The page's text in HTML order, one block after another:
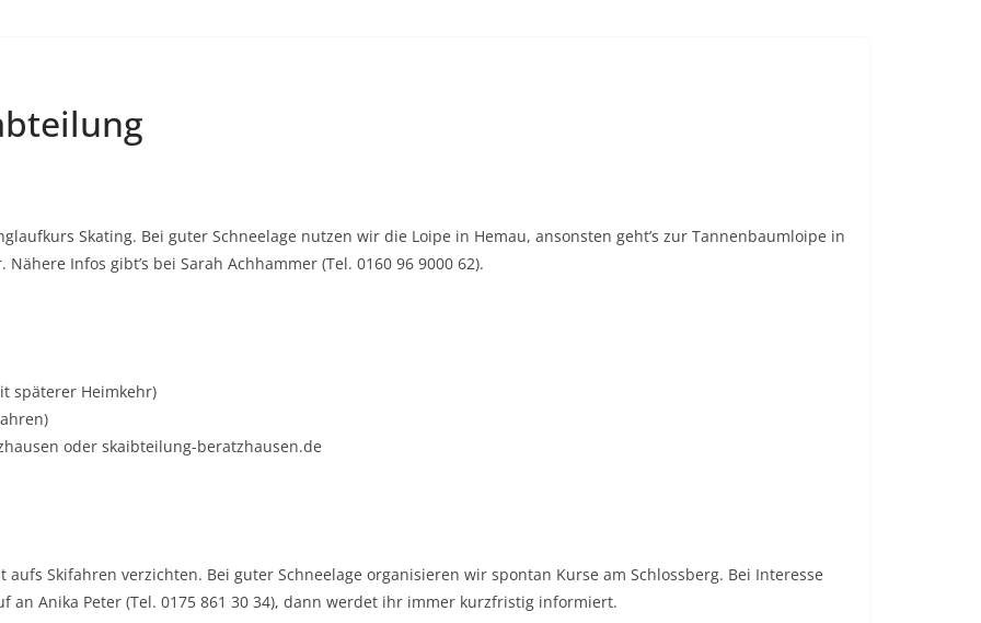
Skating. Bei guter Schneelage nutzen wir die Loipe in Hemau, ansonsten geht’s zur Tannenbaumloipe in
Infos gibt’s bei Sarah Achhammer (Tel. 0160 96 9000 62).
späterer Heimkehr)
oder skaibteilung-beratzhausen.de
aufs Skifahren verzichten. Bei guter Schneelage organisieren wir spontan Kurse am Schlossberg. Bei Interesse
an Anika Peter (Tel. 0175 861 30 34), dann werdet ihr immer kurzfristig informiert.